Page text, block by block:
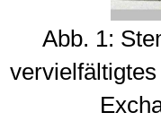
Abb. 1: